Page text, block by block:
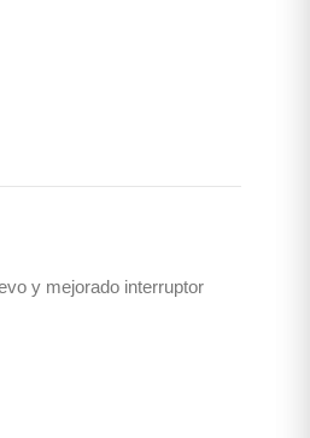
y mejorado interruptor